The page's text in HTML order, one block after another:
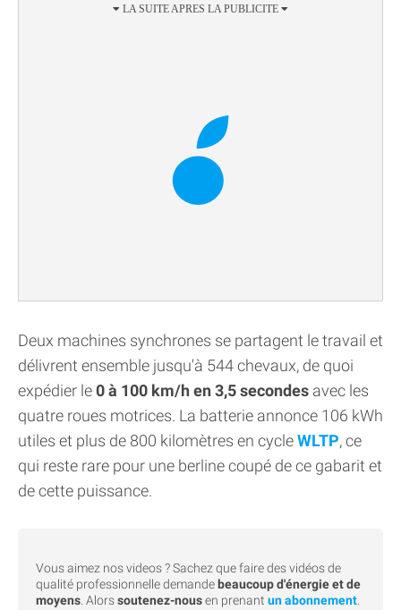
Deux machines synchrones se partagent le travail et
délivrent ensemble jusqu'à 544 chevaux, de quoi
expédier le0 à 100 km/h en 3,5 secondes avec les
quatre roues motrices. La batterie annonce 106 kWh
utiles et plus de 800 kilomètres en cycleWLTP, ce
qui reste rare pour une berline coupé de ce gabarit et
de cette puissance.
Vous aimez nos videos ? Sachez que faire des vidéos de
qualité professionnelle demande beaucoup d'énergie et de
moyens . Alorssoutenez-nousen prenant un abonnement